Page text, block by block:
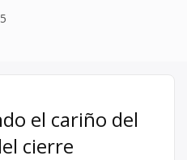
el cariño del
cierre